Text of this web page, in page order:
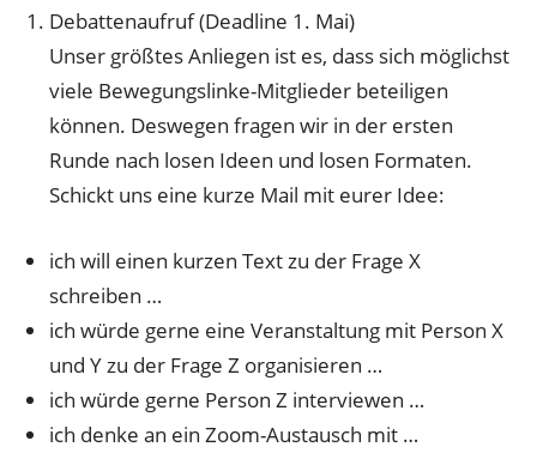
Debattenaufruf (Deadline 1. Mai)
Unser größtes Anliegen ist es, dass sich möglichst
viele Bewegungslinke-Mitglieder beteiligen
können. Deswegen fragen wir in der ersten
Runde nach losen Ideen und losen Formaten.
Schickt uns eine kurze Mail mit eurer Idee:
ich will einen kurzen Text zu der Frage X
schreiben …
ich würde gerne eine Veranstaltung mit Person X
und Y zu der Frage Z organisieren …
ich würde gerne Person Z interviewen …
ich denke an ein Zoom-Austausch mit …